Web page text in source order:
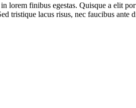
lorem finibus egestas. Quisque a elit
tristique lacus risus, nec faucibus